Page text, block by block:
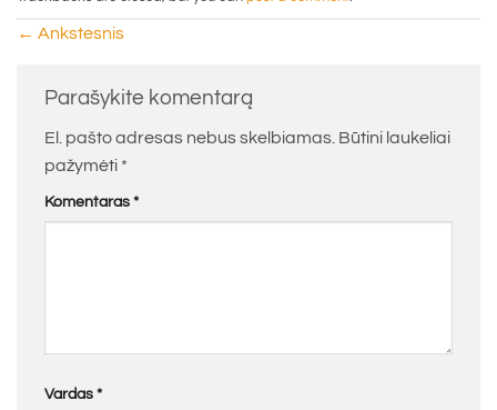
← Ankstesnis
Parašykite komentarą
El. pašto adresas nebus skelbiamas. Būtini laukeliai
pažymėti *
Komentaras *
Vardas *